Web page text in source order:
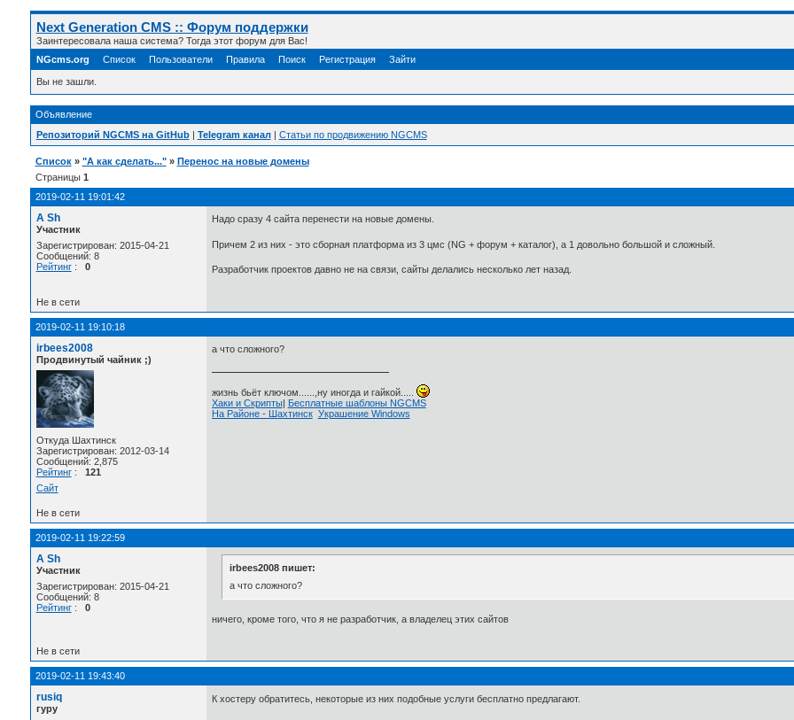
Next Generation CMS :: Форум поддержки
Заинтересовала наша система? Тогда этот форум для Вас!
NGcms.org
Список Пользователи Правила Поиск Регистрация Зайти
Вы не зашли.
Объявление
Репозиторий NGCMS на GitHub| Telegram канал| Статьи по продвижению NGCMS
Список » "А как сделать..." » Перенос на новые домены
Страницы 1
2019-02-11 19:01:42
A Sh
Участник
Зарегистрирован: 2015-04-21
Сообщений: 8
Рейтинг: 0
Надо сразу 4 сайта перенести на новые домены.
Причем 2 из них - это сборная платформа из 3 цмс (NG + форум + каталог), а 1 довольно большой и сложный.
Разработчик проектов давно не на связи, сайты делались несколько лет назад.
Не в сети
2019-02-11 19:10:18
irbees2008
Продвинутый чайник ;)
Откуда Шахтинск
Зарегистрирован: 2012-03-14
Сообщений: 2,875
Рейтинг: 121
Сайт
а что сложного?
жизнь бьёт ключом......,ну иногда и гайкой.....
Хаки и Скрипты|
Бесплатные шаблоны NGCMS
На Районе - Шахтинск Украшение Windows
Не в сети
2019-02-11 19:22:59
A Sh
Участник
Зарегистрирован: 2015-04-21
Сообщений: 8
Рейтинг: 0
irbees2008 пишет:
а что сложного?
ничего, кроме того, что я не разработчик, а владелец этих сайтов
Не в сети
2019-02-11 19:43:40
rusiq
гуру
К хостеру обратитесь, некоторые из них подобные услуги бесплатно предлагают.